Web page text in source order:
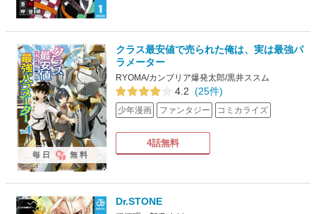
クラス最安値で売られた俺は、実は最強パ
ラメーター
RYOMA/カンブリア爆発太郎/黒井ススム
4.2 (25件)
少年漫画 ファンタジー コミカライズ
4話無料
毎日 無料
Dr.STONE